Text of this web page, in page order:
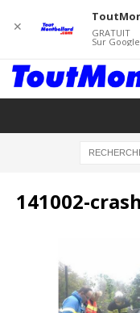
141002-
✕ GRATUIT
Sur